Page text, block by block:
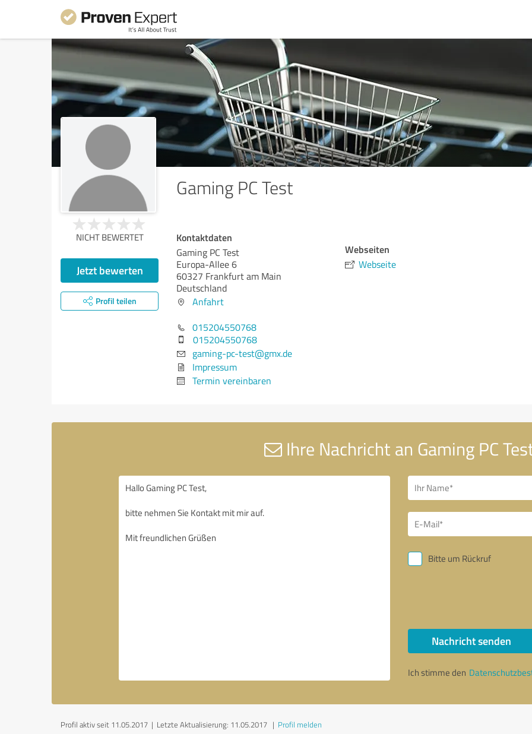
Gaming PC Test
NICHT BEWERTET
Jetzt bewerten
Profil teilen
Kontaktdaten
Gaming PC Test
Europa-Allee 6
60327 Frankfurt am Main
Deutschland
Anfahrt
015204550768
015204550768
gaming-pc-test@gmx.de
Impressum
Termin vereinbaren
Webseiten
Webseite
Ihre Nachricht an Gaming PC
Bitte um Rückruf
Nachricht senden
Ich stimme den
Profil aktiv seit 11.05.2017 | Letzte Aktualisierung: 11.05.2017 | Profil melden